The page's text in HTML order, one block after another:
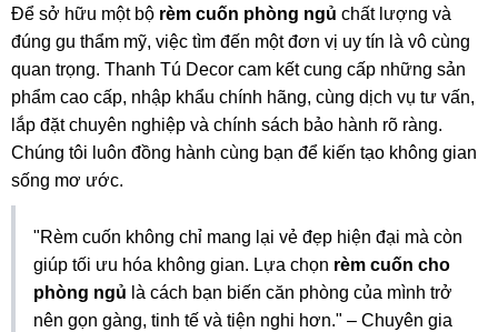
Để sở hữu một bộ rèm cuốn phòng ngủ chất lượng và
đúng gu thẩm mỹ, việc tìm đến một đơn vị uy tín là vô cùng
quan trọng. Thanh Tú Decor cam kết cung cấp những sản
phẩm cao cấp, nhập khẩu chính hãng, cùng dịch vụ tư vấn,
lắp đặt chuyên nghiệp và chính sách bảo hành rõ ràng.
Chúng tôi luôn đồng hành cùng bạn để kiến tạo không gian
sống mơ ước.
"Rèm cuốn không chỉ mang lại vẻ đẹp hiện đại mà còn
giúp tối ưu hóa không gian. Lựa chọn rèm cuốn cho
phòng ngủ là cách bạn biến căn phòng của mình trở
nên gọn gàng, tinh tế và tiện nghi hơn." – Chuyên gia